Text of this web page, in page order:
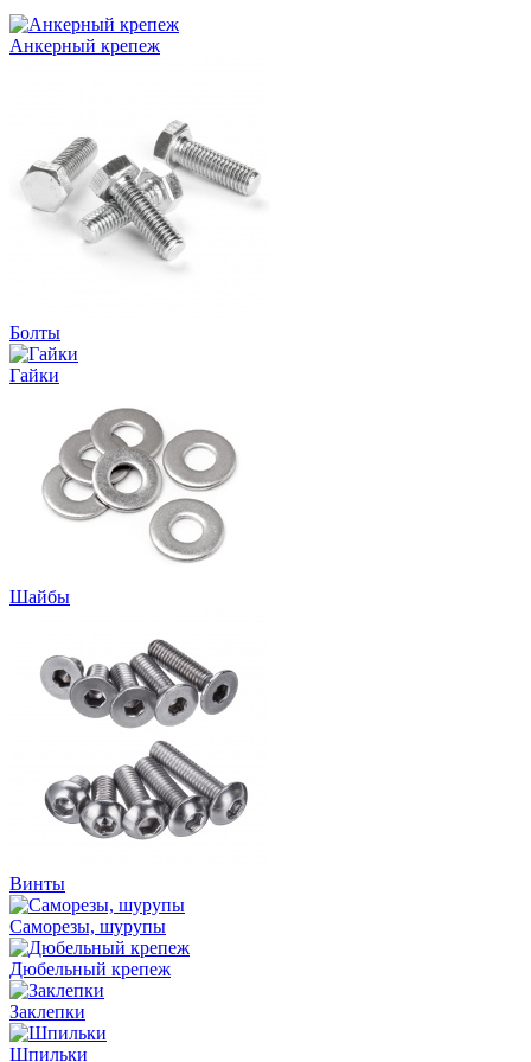
Анкерный крепеж
Болты
Гайки
Шайбы
Винты
Саморезы, шурупы
Дюбельный крепеж
Заклепки
Шпильки